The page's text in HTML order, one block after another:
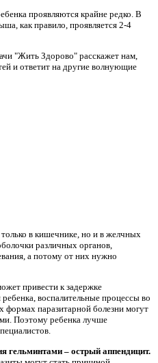
проявляются крайне редко. В
как правило, проявляется 2-4
"Жить Здорово" расскажет нам,
и ответит на другие волнующие
в кишечнике, но и в желчных
различных органов,
а потому от них нужно
привести к задержке
воспалительные процессы во
паразитарной болезни могут
Поэтому ребенка лучше
гельминтами – острый аппендицит.